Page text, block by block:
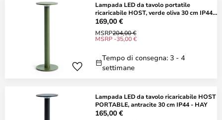
Lampada LED da tavolo portatile
ricaricabile HOST, verde oliva 30 cm IP44 -
HAY
169,00 €
MSRP204,00 €
MSRP -35,00 €
Tempo di consegna: 3 - 4
settimane
Lampada LED da tavolo ricaricabile HOST
PORTABLE, antracite 30 cm IP44 - HAY
165,00 €